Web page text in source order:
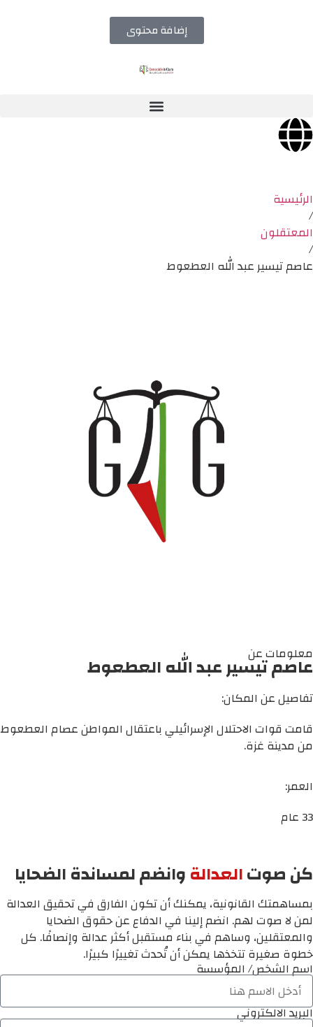
إضافة محتوى
الرئيسية
/
المعتقلون
/
عاصم تيسير عبد الله العطعوط
معلومات عن
عاصم تيسير عبد الله العطعوط
تفاصيل عن المكان:
قامت قوات الاحتلال الإسرائيلي باعتقال المواطن عصام العطعوط
من مدينة غزة.
العمر:
33 عام
كن صوتالعدالةوانضم لمساندة الضحايا
بمساهمتك القانونية، يمكنك أن تكون الفارق في تحقيق العدالة
لمن لا صوت لهم. انضم إلينا في الدفاع عن حقوق الضحايا
والمعتقلين، وساهم في بناء مستقبل أكثر عدالة وإنصافًا. كل
خطوة صغيرة تتخذها يمكن أن تُحدث تغييرًا كبيرًا.
اسم الشخص/ المؤسسة
البريد الالكتروني